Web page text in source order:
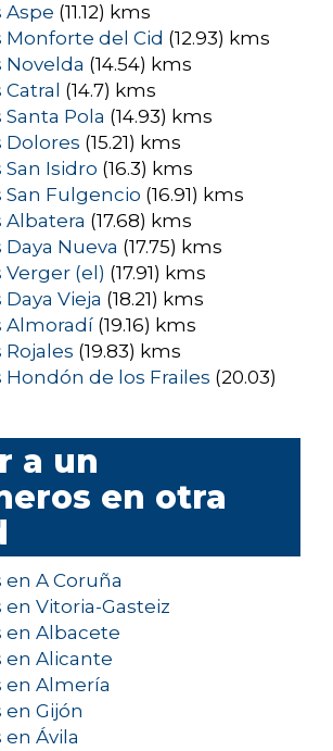
Aspe (11.12) kms
del Cid (12.93) kms
Novelda (14.54) kms
(14.7) kms
Pola (14.93) kms
Dolores (15.21) kms
Isidro (16.3) kms
Fulgencio (16.91) kms
Albatera (17.68) kms
Nueva (17.75) kms
(el) (17.91) kms
Vieja (18.21) kms
Almoradí (19.16) kms
(19.83) kms
de los Frailes (20.03)
a un
en otra
A Coruña
Vitoria-Gasteiz
en Albacete
en Alicante
en Almería
Gijón
Ávila